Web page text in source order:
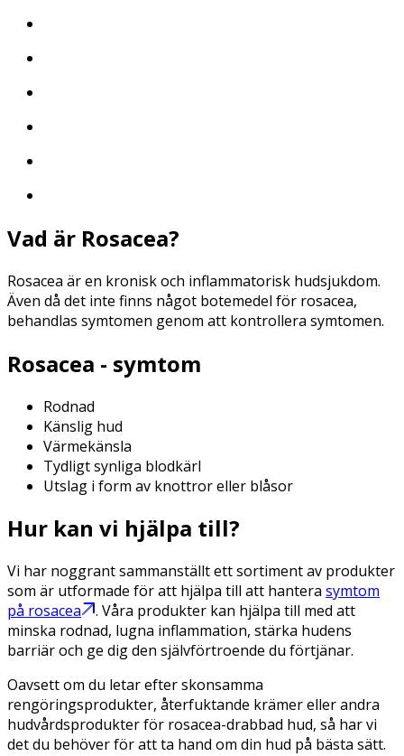
Vad är Rosacea?
Rosacea är en kronisk och inflammatorisk hudsjukdom.
Även då det inte finns något botemedel för rosacea,
behandlas symtomen genom att kontrollera symtomen.
Rosacea - symtom
Rodnad
Känslig hud
Värmekänsla
Tydligt synliga blodkärl
Utslag i form av knottror eller blåsor
Hur kan vi hjälpa till?
Vi har noggrant sammanställt ett sortiment av produkter
som är utformade för att hjälpa till att hantera symtom
på rosacea
. Våra produkter kan hjälpa till med att
minska rodnad, lugna inflammation, stärka hudens
barriär och ge dig den självförtroende du förtjänar.
Oavsett om du letar efter skonsamma
rengöringsprodukter, återfuktande krämer eller andra
hudvårdsprodukter för rosacea-drabbad hud, så har vi
det du behöver för att ta hand om din hud på bästa sätt.